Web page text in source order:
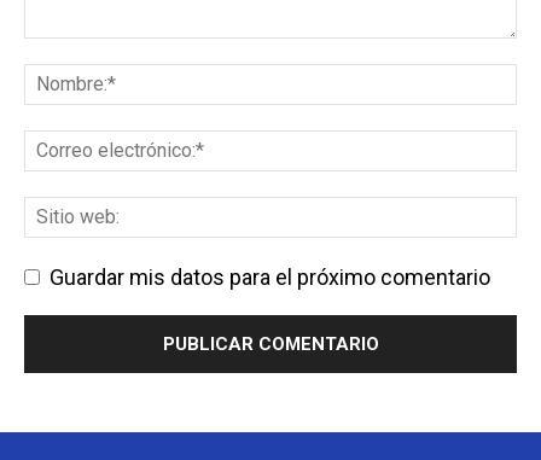
Guardar mis datos para el próximo comentario